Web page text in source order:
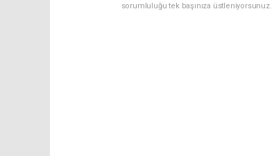
sorumluluğu tek başınıza